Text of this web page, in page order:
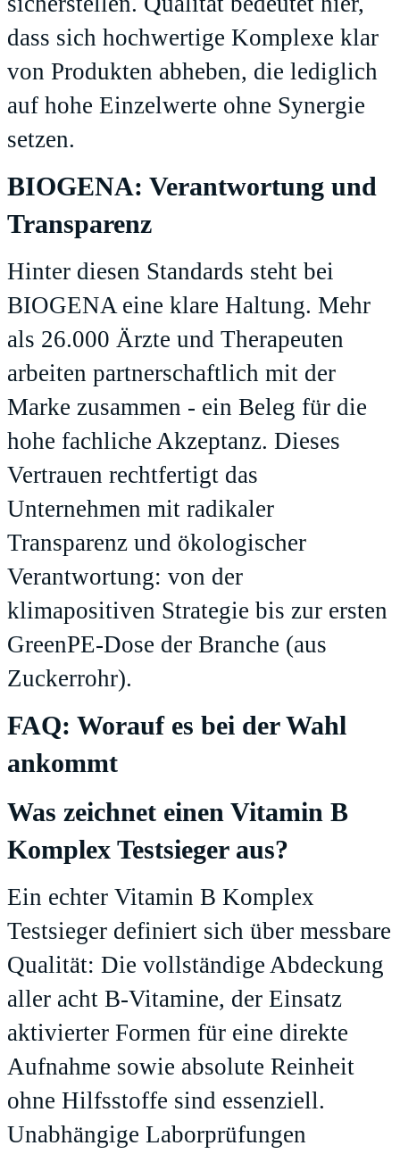
dass sich hochwertige Komplexe klar
von Produkten abheben, die lediglich
auf hohe Einzelwerte ohne Synergie
setzen.
BIOGENA: Verantwortung und
Transparenz
Hinter diesen Standards steht bei
BIOGENAeine klare Haltung. Mehr
als 26.000 Ärzte und Therapeuten
arbeiten partnerschaftlich mit der
Marke zusammen - ein Beleg für die
hohe fachliche Akzeptanz. Dieses
Vertrauen rechtfertigt das
Unternehmen mit radikaler
Transparenz und ökologischer
Verantwortung: von der
klimapositiven Strategie bis zur ersten
GreenPE-Dose der Branche (aus
Zuckerrohr).
FAQ: Worauf es bei der Wahl
ankommt
Was zeichnet einen Vitamin B
Komplex Testsieger aus?
Ein echter Vitamin B Komplex
Testsieger definiert sich über messbare
Qualität: Die vollständige Abdeckung
aller acht B-Vitamine, der Einsatz
aktivierter Formen für eine direkte
Aufnahme sowie absolute Reinheit
ohne Hilfsstoffe sind essenziell.
Unabhängige Laborprüfungen